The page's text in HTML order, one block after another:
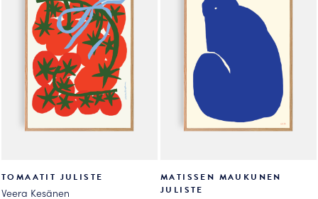
TOMAATIT JULISTE
Veera Kesänen
MATISSEN MAUKUNEN
JULISTE